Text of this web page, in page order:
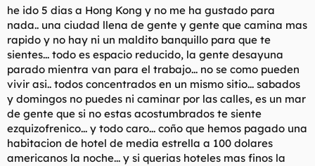
he ido 5 dias a Hong Kong y no me ha gustado para
nada.. una ciudad llena de gente y gente que camina mas
rapido y no hay ni un maldito banquillo para que te
sientes... todo es espacio reducido, la gente desayuna
parado mientra van para el trabajo... no se como pueden
vivir asi.. todos concentrados en un mismo sitio... sabados
y domingos no puedes ni caminar por las calles, es un mar
de gente que si no estas acostumbrados te siente
ezquizofrenico... y todo caro... coño que hemos pagado una
habitacion de hotel de media estrella a 100 dolares
americanos la noche... y si querias hoteles mas finos la